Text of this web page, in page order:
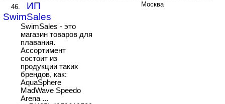
46.
ИП
SwimSales
SwimSales - это
магазин товаров для
плавания.
Ассортимент
состоит из
продукции таких
брендов, как:
AquaSphere
MadWave Speedo
Arena ...
Москва